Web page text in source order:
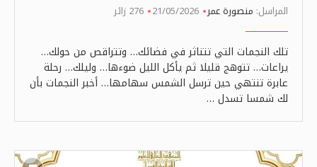
المراسل: منصورة عمر 21/05/2026 276 زائر
تلك النجمات التي تتناثر في فضائك… وتتراقص من حولك…
يراعات… تتوهج قليلا ثم يأكل الليل ضوءها… وليلك… رحلة
عابرة تنتهي حين ترسل الشمس سهامها… أخبر النجمات بأن
لك شمسا تسدل …